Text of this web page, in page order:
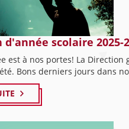
d'année scolaire 2025-
est à nos portes! La
Bons derniers jours dans